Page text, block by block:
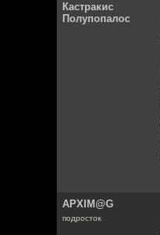
Кастракис
Полупопалос
APXIM@G
подросток